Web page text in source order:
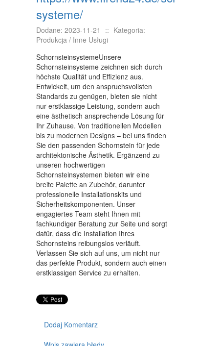
NIERUCHOMOŚCI, DZIAŁKI
DOMY, MIESZKANIA
WYKSZTAŁCENIE
PLACÓWKI EDUKACYJNE
KURSY JĘZYKOWE
KURSY I SZKOLENIA
TŁUMACZENIA
BIZNES ONLINE
BIŻUTERIA
DLA DZIECI
MEBLE
WYPOSAŻENIE WNĘTRZ
WYPOSAŻENIE ŁAZIENKI
ODZIEŻ
SPORT
ELEKTRONIKA, RTV, AGD
systeme/
Dodane: 2023-11-21 :: Kategoria:
Produkcja / Inne Usługi
SchornsteinsystemeUnsere
Schornsteinsysteme zeichnen sich durch
höchste Qualität und Effizienz aus.
Entwickelt, um den anspruchsvollsten
Standards zu genügen, bieten sie nicht
nur erstklassige Leistung, sondern auch
eine ästhetisch ansprechende Lösung für
Ihr Zuhause. Von traditionellen Modellen
bis zu modernen Designs – bei uns finden
Sie den passenden Schornstein für jede
architektonische Ästhetik. Ergänzend zu
unseren hochwertigen
Schornsteinsystemen bieten wir eine
breite Palette an Zubehör, darunter
professionelle Installationskits und
Sicherheitskomponenten. Unser
engagiertes Team steht Ihnen mit
fachkundiger Beratung zur Seite und sorgt
dafür, dass die Installation Ihres
Schornsteins reibungslos verläuft.
Verlassen Sie sich auf uns, um nicht nur
das perfekte Produkt, sondern auch einen
erstklassigen Service zu erhalten.
Dodaj Komentarz